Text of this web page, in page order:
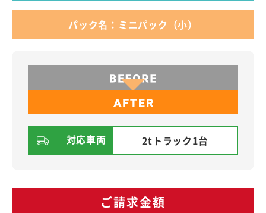
パック名：ミニパック（小）
対応車両 2tトラック1台
ご請求金額